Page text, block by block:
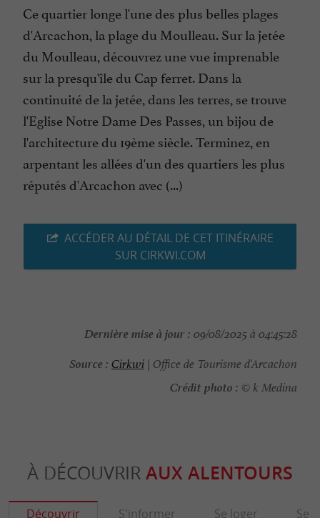
Ce quartier longe l'une des plus belles plages
d'Arcachon, la plage du Moulleau. Sur la jetée
du Moulleau, découvrez une vue imprenable
sur la presqu'île du Cap ferret. Dans la
continuité de la jetée, dans les terres, se trouve
l'Eglise Notre Dame Des Passes, un bijou de
l'architecture du 19ème siècle. Terminez, en
arpentant les allées d'un des quartiers les plus
réputés d'Arcachon avec (...)
ACCÉDER AU DÉTAIL DE CET ITINÉRAIRE
SUR CIRKWI.COM
Dernière mise à jour : 09/08/2025 à 04:45:28
Source : Cirkwi | Office de Tourisme d'Arcachon
Crédit photo : © k Medina
À DÉCOUVRIR AUX ALENTOURS
Découvrir S'informer Se loger Se